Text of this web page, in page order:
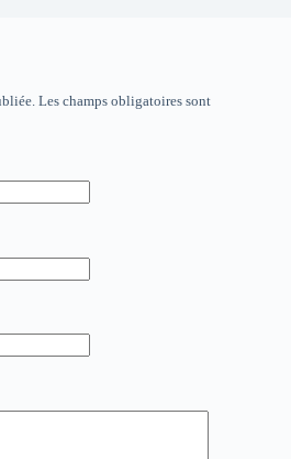
Les champs obligatoires sont